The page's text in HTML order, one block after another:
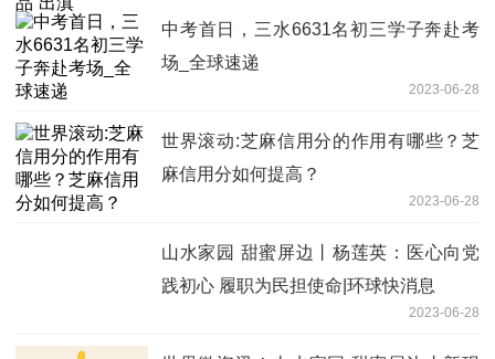
中考首日，三水6631名初三学子奔赴考
场_全球速递
2023-06-28
世界滚动:芝麻信用分的作用有哪些？芝
麻信用分如何提高？
2023-06-28
山水家园 甜蜜屏边丨杨莲英：医心向党
践初心 履职为民担使命|环球快消息
2023-06-28